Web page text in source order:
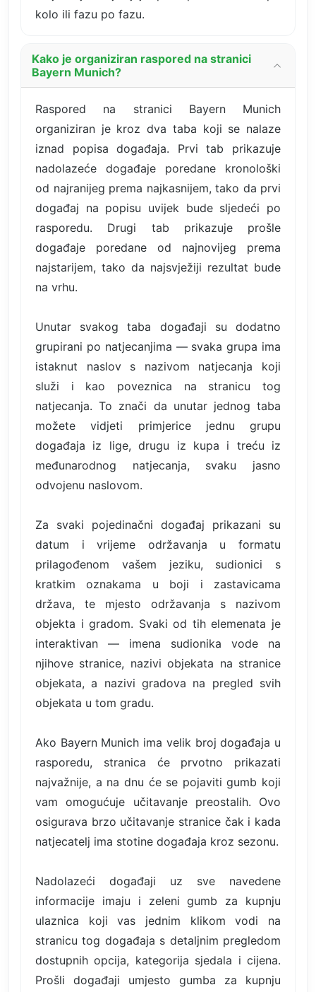
kolo ili fazu po fazu.
Kako je organiziran raspored na stranici
Bayern Munich?
Raspored na stranici Bayern Munich
organiziran je kroz dva taba koji se nalaze
iznad popisa događaja. Prvi tab prikazuje
nadolazeće događaje poredane kronološki
od najranijeg prema najkasnijem, tako da prvi
događaj na popisu uvijek bude sljedeći po
rasporedu. Drugi tab prikazuje prošle
događaje poredane od najnovijeg prema
najstarijem, tako da najsvježiji rezultat bude
na vrhu.
Unutar svakog taba događaji su dodatno
grupirani po natjecanjima — svaka grupa ima
istaknut naslov s nazivom natjecanja koji
služi i kao poveznica na stranicu tog
natjecanja. To znači da unutar jednog taba
možete vidjeti primjerice jednu grupu
događaja iz lige, drugu iz kupa i treću iz
međunarodnog natjecanja, svaku jasno
odvojenu naslovom.
Za svaki pojedinačni događaj prikazani su
datum i vrijeme održavanja u formatu
prilagođenom vašem jeziku, sudionici s
kratkim oznakama u boji i zastavicama
država, te mjesto održavanja s nazivom
objekta i gradom. Svaki od tih elemenata je
interaktivan — imena sudionika vode na
njihove stranice, nazivi objekata na stranice
objekata, a nazivi gradova na pregled svih
objekata u tom gradu.
Ako Bayern Munich ima velik broj događaja u
rasporedu, stranica će prvotno prikazati
najvažnije, a na dnu će se pojaviti gumb koji
vam omogućuje učitavanje preostalih. Ovo
osigurava brzo učitavanje stranice čak i kada
natjecatelj ima stotine događaja kroz sezonu.
Nadolazeći događaji uz sve navedene
informacije imaju i zeleni gumb za kupnju
ulaznica koji vas jednim klikom vodi na
stranicu tog događaja s detaljnim pregledom
dostupnih opcija, kategorija sjedala i cijena.
Prošli događaji umjesto gumba za kupnju